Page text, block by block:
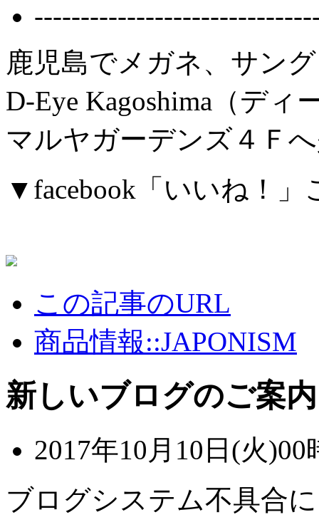
鹿児島でメガネ、サン
D-Eye Kagoshima（ディ
マルヤガーデンズ４Ｆ
▼facebook「いいね！
この記事のURL
商品情報::JAPONISM
新しいブログのご案内
2017年10月10日(火)00
ブログシステム不具合